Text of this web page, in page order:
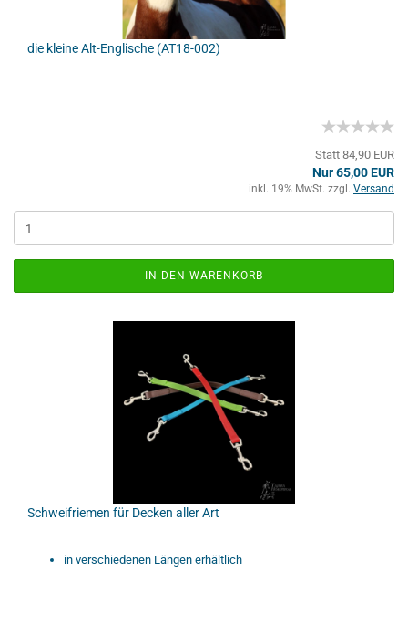
die kleine Alt-Englische (AT18-002)
Statt 84,90 EUR
Nur 65,00 EUR
inkl. 19% MwSt. zzgl. Versand
IN DEN WARENKORB
Schweifriemen für Decken aller Art
in verschiedenen Längen erhältlich